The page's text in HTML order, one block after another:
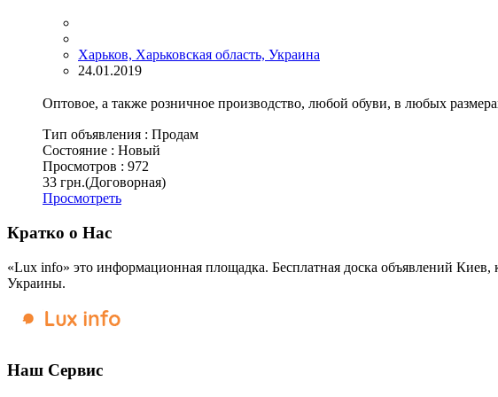
Харьков, Харьковская область, Украина
24.01.2019
Оптовое, а также розничное производство, любой обуви, в любых
Тип объявления : Продам
Состояние : Новый
Просмотров : 972
33 грн.(Договорная)
Просмотреть
Кратко о Нас
«Lux info» это информационная площадка. Бесплатная доска объявлений
Украины.
Наш Сервис